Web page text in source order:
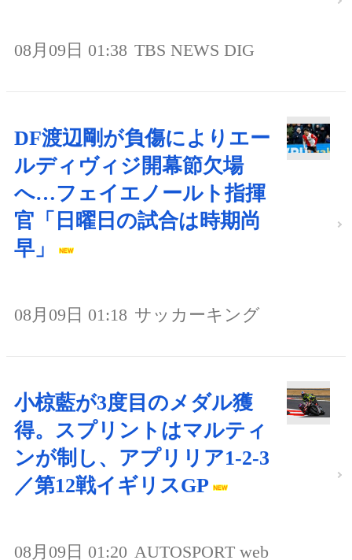
08月09日 01:38 TBS NEWS DIG
DF渡辺剛が負傷によりエー
ルディヴィジ開幕節欠場
へ…フェイエノールト指揮
官「日曜日の試合は時期尚
早」
08月09日 01:18 サッカーキング
小椋藍が3度目のメダル獲
得。スプリントはマルティ
ンが制し、アプリリア1-2-3
／第12戦イギリスGP
08月09日 01:20 AUTOSPORT web